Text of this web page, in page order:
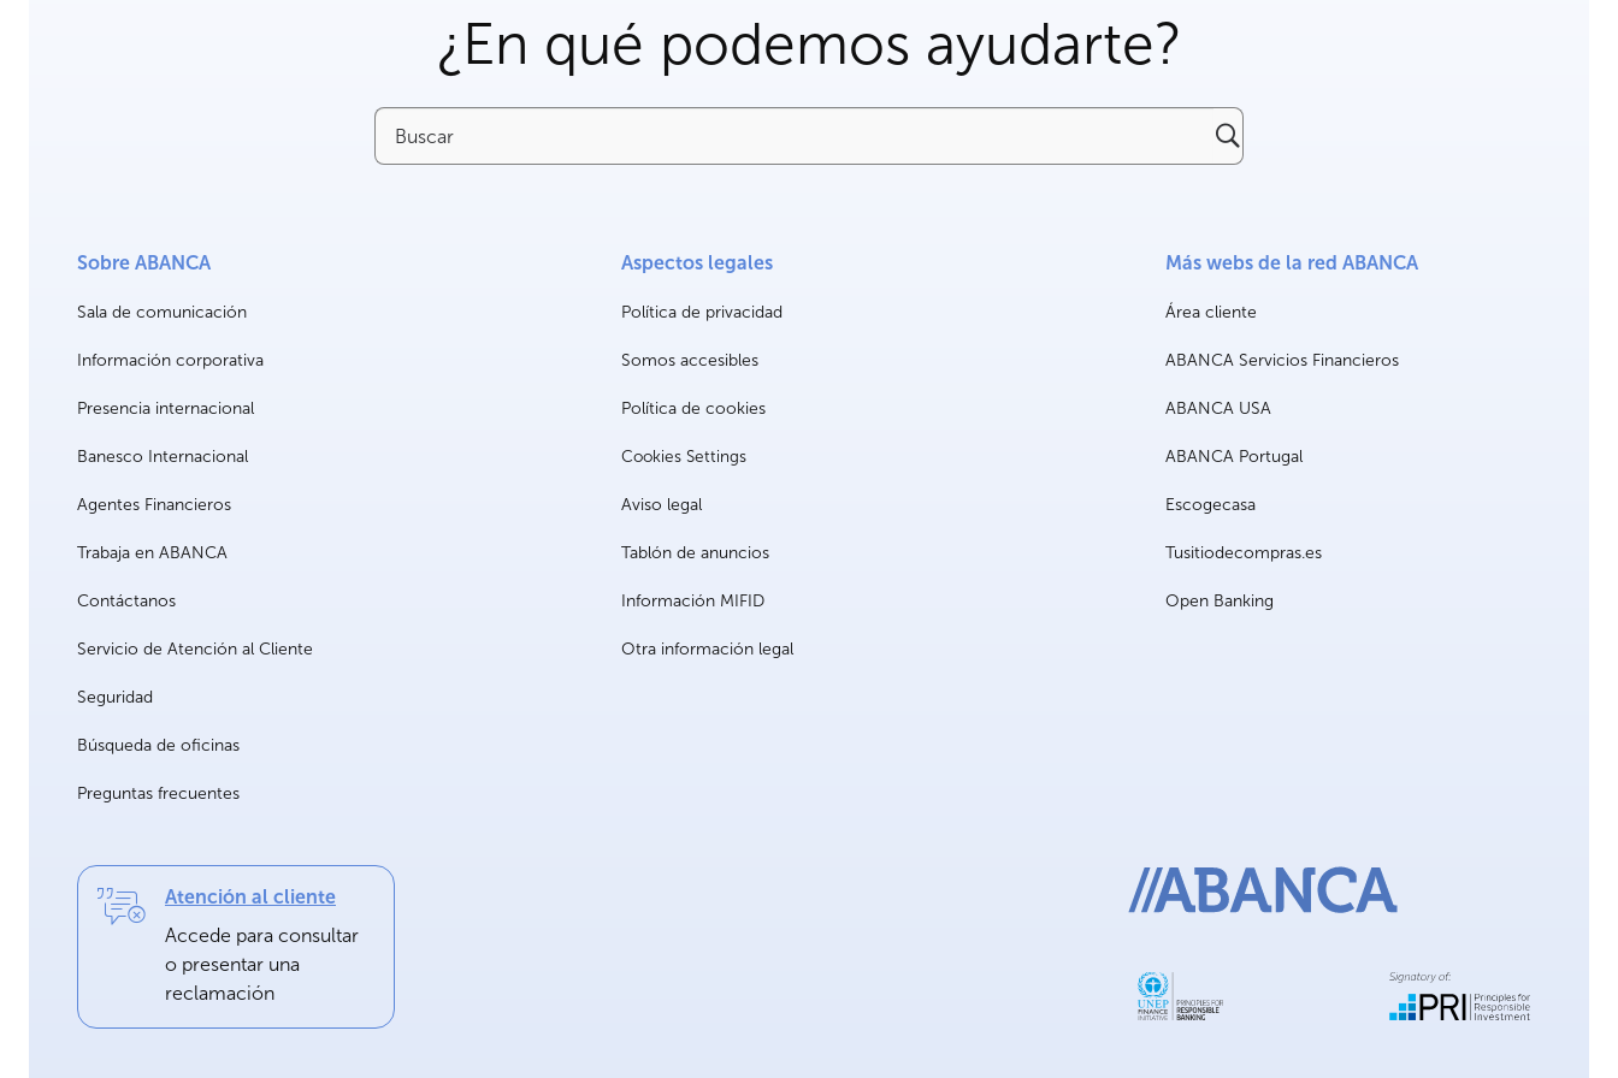
¿En qué podemos ayudarte?
Buscar
Sobre ABANCA
Sala de comunicación
Información corporativa
Presencia internacional
Banesco Internacional
Agentes Financieros
Trabaja en ABANCA
Contáctanos
Servicio de Atención al Cliente
Seguridad
Búsqueda de oficinas
Preguntas frecuentes
Aspectos legales
Política de privacidad
Somos accesibles
Política de cookies
Cookies Settings
Aviso legal
Tablón de anuncios
Información MIFID
Otra información legal
Más webs de la red ABANCA
Área cliente
ABANCA Servicios Financieros
ABANCA USA
ABANCA Portugal
Escogecasa
Tusitiodecompras.es
Open Banking
Atención al cliente
Accede para consultar
o presentar una
reclamación